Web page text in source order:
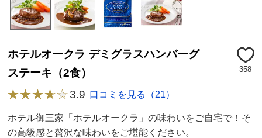
ホテルオークラ デミグラスハンバーグ
ステーキ（2食）
358
3.9 口コミを見る（21）
ホテル御三家「ホテルオークラ」の味わいをご自宅で！そ
の高級感と贅沢な味わいをご堪能ください。